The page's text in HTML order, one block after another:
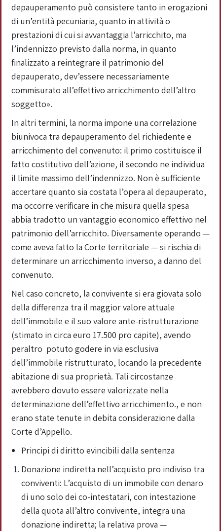
depauperamento può consistere tanto in erogazioni
di un’entità pecuniaria, quanto in attività o
prestazioni di cui si avvantaggia l’arricchito, ma
l’indennizzo previsto dalla norma, in quanto
finalizzato a reintegrare il patrimonio del
depauperato, dev’essere necessariamente
commisurato all’effettivo arricchimento dell’altro
soggetto».
In altri termini, la norma impone una correlazione
biunivoca tra depauperamento del richiedente e
arricchimento del convenuto: il primo costituisce il
fatto costitutivo dell’azione, il secondo ne individua
il limite massimo dell’indennizzo. Non è sufficiente
accertare quanto sia costata l’opera al depauperato,
ma occorre verificare in che misura quella spesa
abbia tradotto un vantaggio economico effettivo nel
patrimonio dell’arricchito. Diversamente operando —
come aveva fatto la Corte territoriale — si rischia di
determinare un arricchimento inverso, a danno del
convenuto.
Nel caso concreto, la convivente si era giovata solo
della differenza tra il maggior valore attuale
dell’immobile e il suo valore ante-ristrutturazione
(stimato in circa euro 17.500 pro capite), avendo
peraltro potuto godere in via esclusiva
dell’immobile ristrutturato, locando la precedente
abitazione di sua proprietà. Tali circostanze
avrebbero dovuto essere valorizzate nella
determinazione dell’effettivo arricchimento., e non
erano state tenute in debita considerazione dalla
Corte d’Appello.
Principi di diritto evincibili dalla sentenza
Donazione indiretta nell’acquisto pro indiviso tra
conviventi: L’acquisto di un immobile con denaro
di uno solo dei co-intestatari, con intestazione
della quota all’altro convivente, integra una
donazione indiretta; la relativa prova —